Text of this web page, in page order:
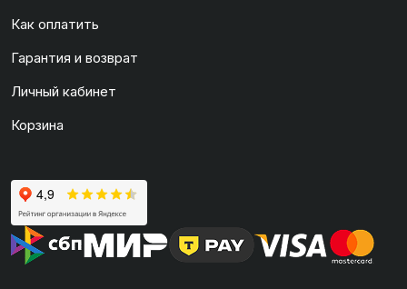
Как оплатить
Гарантия и возврат
Личный кабинет
Корзина